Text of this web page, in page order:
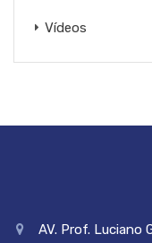
Vídeos
AV. Prof. Luciano